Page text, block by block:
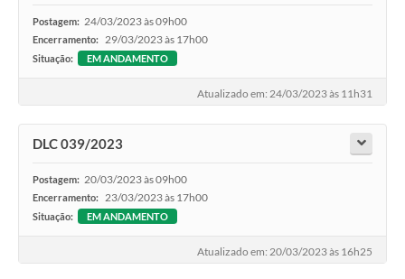
Postagem: 24/03/2023 às 09h00
Encerramento: 29/03/2023 às 17h00
Situação: EM ANDAMENTO
Atualizado em: 24/03/2023 às 11h31
DLC 039/2023
Postagem: 20/03/2023 às 09h00
Encerramento: 23/03/2023 às 17h00
Situação: EM ANDAMENTO
Atualizado em: 20/03/2023 às 16h25